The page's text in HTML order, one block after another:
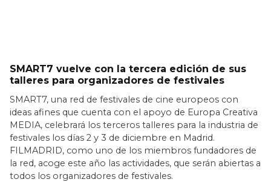
SMART7 vuelve con la tercera edición de sus
talleres para organizadores de festivales
SMART7, una red de festivales de cine europeos con
ideas afines que cuenta con el apoyo de Europa Creativa
MEDIA, celebrará los terceros talleres para la industria de
festivales los días 2 y 3 de diciembre en Madrid.
FILMADRID, como uno de los miembros fundadores de
la red, acoge este año las actividades, que serán abiertas a
todos los organizadores de festivales.